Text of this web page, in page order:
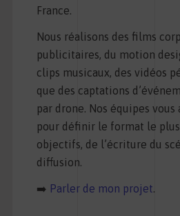
France.
Nous réalisons des films
publicitaires, du motion
clips musicaux, des vidéos
que des captations
par drone. Nos équipes vous
pour définir le format le plus
objectifs, de l’écriture du
diffusion.
➡️ Parler de mon projet.